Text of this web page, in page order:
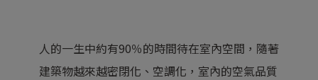
人的一生中約有90％的時間待在室內空間，隨著
建築物越來越密閉化、空調化，室內的空氣品質